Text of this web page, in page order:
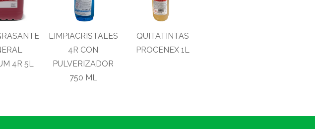
4R 5L
LIMPIACRISTALES
4R CON
PULVERIZADOR
750 ML
QUITATINTAS
PROCENEX 1L